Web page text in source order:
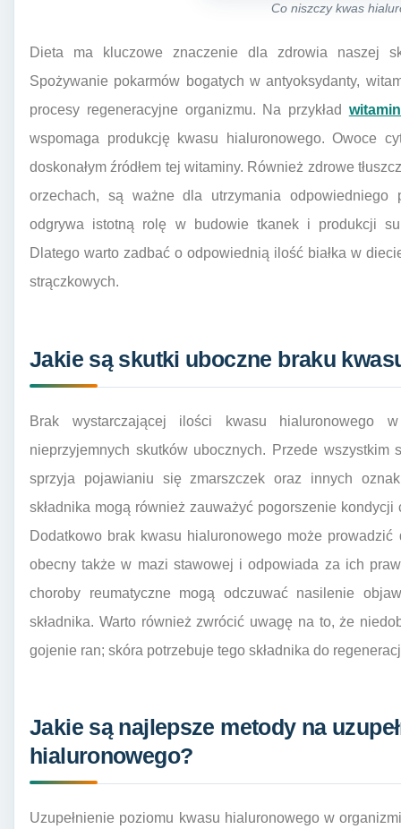
Co niszczy kwas
Dieta ma kluczowe znaczenie dla zdrowia naszej
Spożywanie pokarmów bogatych w antyoksydanty,
procesy regeneracyjne organizmu. Na przykład
wspomaga produkcję kwasu hialuronowego. Owoce
doskonałym źródłem tej witaminy. Również zdrowe
orzechach, są ważne dla utrzymania odpowiedniego
odgrywa istotną rolę w budowie tkanek i produkcji
Dlatego warto zadbać o odpowiednią ilość białka w
strączkowych.
Jakie są skutki uboczne braku
Brak wystarczającej ilości kwasu hialuronowego
nieprzyjemnych skutków ubocznych. Przede
sprzyja pojawianiu się zmarszczek oraz innych
składnika mogą również zauważyć pogorszenie
Dodatkowo brak kwasu hialuronowego może
obecny także w mazi stawowej i odpowiada za ich
choroby reumatyczne mogą odczuwać nasilenie
składnika. Warto również zwrócić uwagę na to, że
gojenie ran; skóra potrzebuje tego składnika do
Jakie są najlepsze metody na
hialuronowego?
Uzupełnienie poziomu kwasu hialuronowego w